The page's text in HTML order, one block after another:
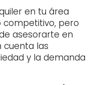
en tu área
pero
asesorarte en
cuenta las
y la demanda